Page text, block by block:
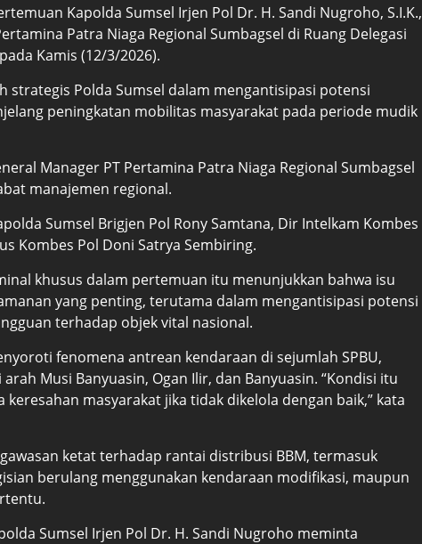
Kapolda Sumsel Irjen Pol Dr. H. Sandi Nugroho, S.I.K.,
Patra Niaga Regional Sumbagsel di Ruang Delegasi
Kamis (12/3/2026).
strategis Polda Sumsel dalam mengantisipasi potensi
peningkatan mobilitas masyarakat pada periode mudik
Manager PT Pertamina Patra Niaga Regional Sumbagsel
manajemen regional.
Sumsel Brigjen Pol Rony Samtana, Dir Intelkam Kombes
Kombes Pol Doni Satrya Sembiring.
khusus dalam pertemuan itu menunjukkan bahwa isu
yang penting, terutama dalam mengantisipasi potensi
terhadap objek vital nasional.
fenomena antrean kendaraan di sejumlah SPBU,
Musi Banyuasin, Ogan Ilir, dan Banyuasin. “Kondisi itu
masyarakat jika tidak dikelola dengan baik,” kata
ketat terhadap rantai distribusi BBM, termasuk
berulang menggunakan kendaraan modifikasi, maupun
Sumsel Irjen Pol Dr. H. Sandi Nugroho meminta